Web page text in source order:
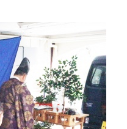
から探す
実績を見る
メルマガ登録